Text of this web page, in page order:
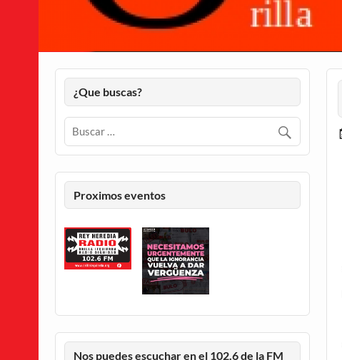
¿Que buscas?
Proximos eventos
Nos puedes escuchar en el 102.6 de la FM